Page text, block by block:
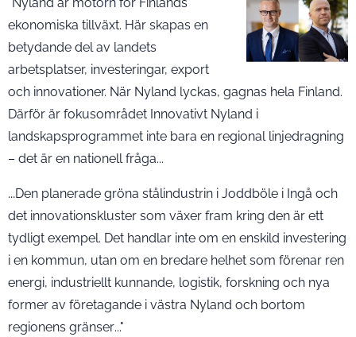
ekonomiska tillväxt. Här skapas en
betydande del av landets
arbetsplatser, investeringar, export
och innovationer. När Nyland lyckas, gagnas hela Finland.
Därför är fokusområdet Innovativt Nyland i
landskapsprogrammet inte bara en regional linjedragning
– det är en nationell fråga...
...Den planerade gröna stålindustrin i Joddböle i Ingå och
det innovationskluster som växer fram kring den är ett
tydligt exempel. Det handlar inte om en enskild investering
i en kommun, utan om en bredare helhet som förenar ren
energi, industriellt kunnande, logistik, forskning och nya
former av företagande i västra Nyland och bortom
regionens gränser..."